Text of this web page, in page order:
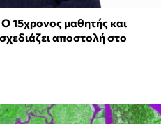
15χρονος μαθητής και
αποστολή στο